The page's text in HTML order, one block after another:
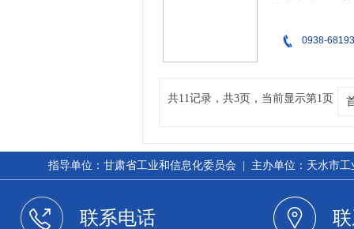
0938-
共11记录，共3页，当前显示第1页
指导单位：甘肃省工业和信息化委员会 | 主办单位：天水市
联系电话